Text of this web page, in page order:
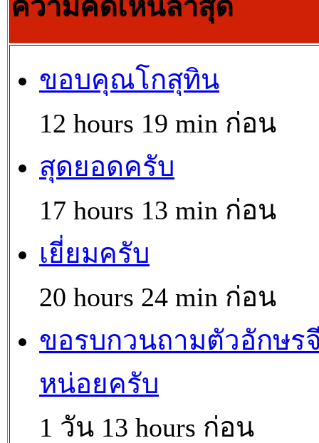
ความคิดเห็นล่าสุด
ขอบคุณโกสุทิน
12 hours 19 min ก่อน
สุดยอดครับ
17 hours 13 min ก่อน
เยี่ยมครับ
20 hours 24 min ก่อน
ขอรบกวนถามตัวอักษร
หน่อยครับ
1 วัน 13 hours ก่อน